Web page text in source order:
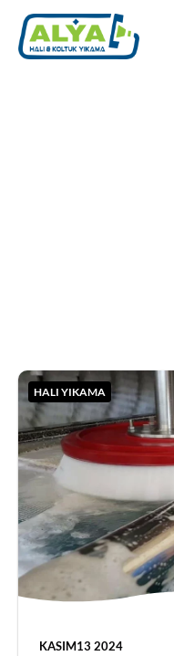
HALI YIKAMA
KASIM13 2024